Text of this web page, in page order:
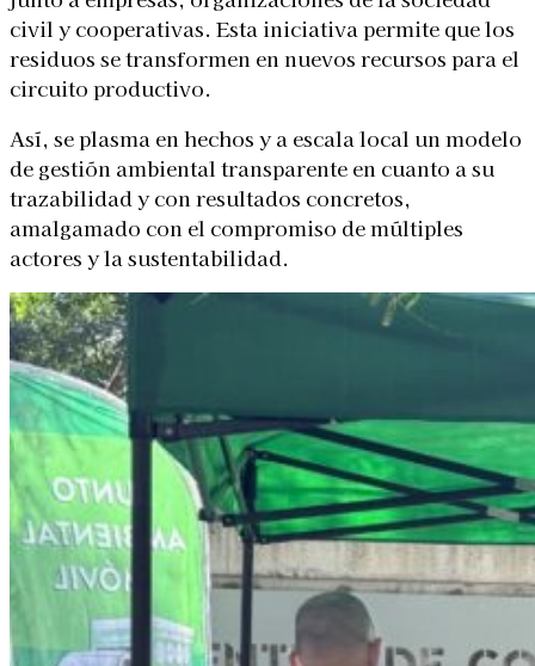
civil y cooperativas. Esta iniciativa permite que los
residuos se transformen en nuevos recursos para el
circuito productivo.
Así, se plasma en hechos y a escala local un modelo
de gestión ambiental transparente en cuanto a su
trazabilidad y con resultados concretos,
amalgamado con el compromiso de múltiples
actores y la sustentabilidad.